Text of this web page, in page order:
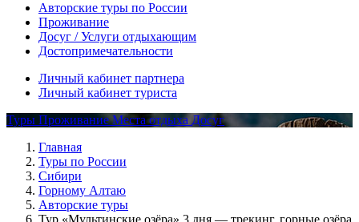
Авторские туры по России
Проживание
Досуг / Услуги отдыхающим
Достопримечательности
Личный кабинет партнера
Личный кабинет туриста
Туры ПроживаниеМеста отдыха Досуг
Главная
Туры по России
Сибири
Горному Алтаю
Авторские туры
Тур «Мультинские озёра» 3 дня — трекинг, горные озёра